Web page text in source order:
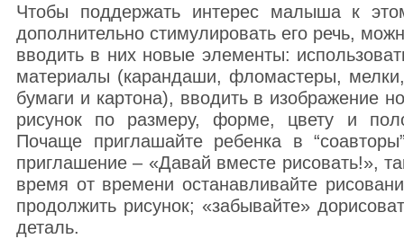
Чтобы поддержать интерес малыша к
дополнительно стимулировать его речь,
вводить в них новые элементы:
материалы (карандаши, фломастеры,
бумаги и картона), вводить в изображение
рисунок по размеру, форме, цвету и
Почаще приглашайте ребенка в
приглашение – «Давай вместе рисовать!»,
время от времени останавливайте
продолжить рисунок; «забывайте»
деталь.